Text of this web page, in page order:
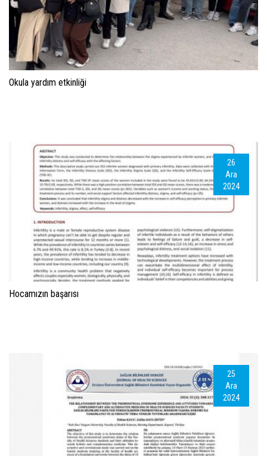
Okula yardım etkinliği
26
Ara
2024
Hocamızın başarısı
25
Ara
2024